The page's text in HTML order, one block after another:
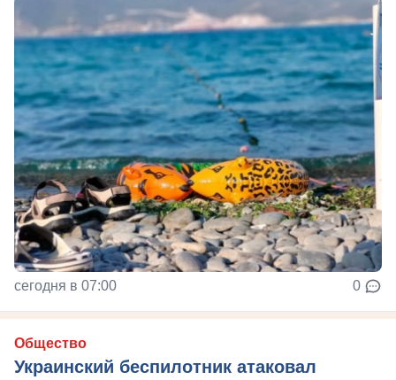
сегодня в 07:00 0
Общество
Украинский беспилотник атаковал